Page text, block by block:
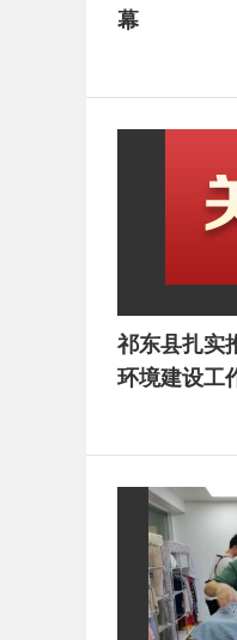
幕
祁东县扎实
环境建设工